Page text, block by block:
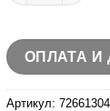
ОПЛАТА И
Артикул: